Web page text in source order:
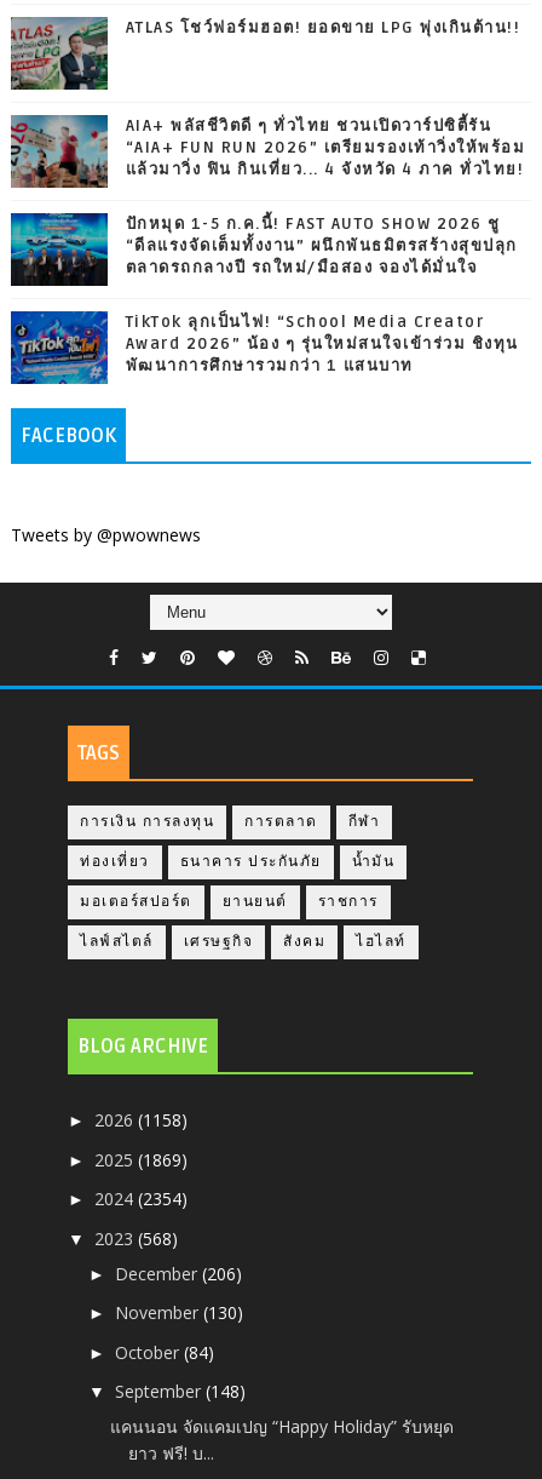
ATLAS โชว์ฟอร์มฮอต! ยอดขาย LPG พุ่งเกินต้าน!!
AIA+ พลัสชีวิตดี ๆ ทั่วไทย ชวนเปิดวาร์ปซิตี้รัน
“AIA+ FUN RUN 2026” เตรียมรองเท้าวิ่งให้พร้อม
แล้วมาวิ่ง ฟิน กินเที่ยว... 4 จังหวัด 4 ภาค ทั่วไทย!
ปักหมุด 1-5 ก.ค.นี้! FAST AUTO SHOW 2026 ชู
“ดีลแรงจัดเต็มทั้งงาน” ผนึกพันธมิตรสร้างสุขปลุก
ตลาดรถกลางปี รถใหม่/มือสอง จองได้มั่นใจ
TikTok ลุกเป็นไฟ! “School Media Creator
Award 2026” น้อง ๆ รุ่นใหม่สนใจเข้าร่วม ชิงทุน
พัฒนาการศึกษารวมกว่า 1 แสนบาท
FACEBOOK
Tweets by @pwownews
TAGS
การเงิน การลงทุน การตลาด กีฬา
ท่องเที่ยว ธนาคาร ประกันภัย น้ำมัน
มอเตอร์สปอร์ต ยานยนต์ ราชการ
ไลฟ์สไตล์ เศรษฐกิจ สังคม ไฮไลท์
BLOG ARCHIVE
► 2026(1158)
► 2025(1869)
► 2024(2354)
▼ 2023(568)
► December(206)
► November(130)
►October(84)
▼September(148)
แคนนอน จัดแคมเปญ “Happy Holiday” รับหยุด
ยาว ฟรี! บ...